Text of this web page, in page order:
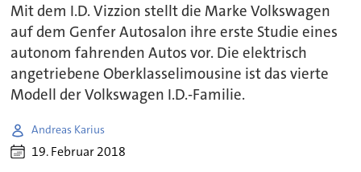
Mit dem I.D. Vizzion stellt die Marke Volkswagen
auf dem Genfer Autosalon ihre erste Studie eines
autonom fahrenden Autos vor. Die elektrisch
angetriebene Oberklasselimousine ist das vierte
Modell der Volkswagen I.D.-Familie.
Andreas Karius
19. Februar 2018